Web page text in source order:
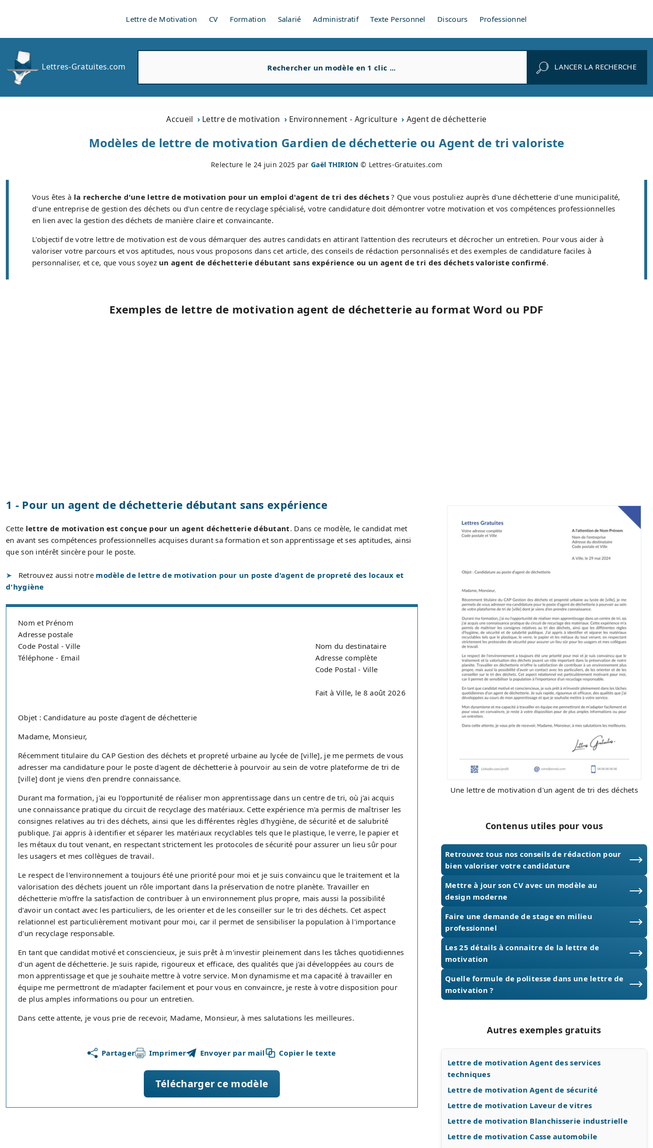
Lettre de Motivation CV Formation Salarié Administratif Texte Personnel Discours Professionnel
Lettres-Gratuites.com LANCER LA RECHERCHE
Accueil Lettre de motivation Environnement - Agriculture Agent de déchetterie
Modèles de lettre de motivation Gardien de déchetterie ou Agent de tri valoriste
Relecture le 24 juin 2025 parGaël THIRION © Lettres-Gratuites.com
Vous êtes à la recherche d'une lettre de motivation pour un emploi d'agent de tri des déchets? Que vous postuliez auprès d'une déchetterie d'une municipalité,
d'une entreprise de gestion des déchets ou d'un centre de recyclage spécialisé, votre candidature doit démontrer votre motivation et vos compétences professionnelles
en lien avec la gestion des déchets de manière claire et convaincante.
L'objectif de votre lettre de motivation est de vous démarquer des autres candidats en attirant l'attention des recruteurs et décrocher un entretien. Pour vous aider à
valoriser votre parcours et vos aptitudes, nous vous proposons dans cet article, des conseils de rédaction personnalisés et des exemples de candidature faciles à
personnaliser, et ce, que vous soyez un agent de déchetterie débutant sans expérience ou un agent de tri des déchets valoriste confirmé.
Exemples de lettre de motivation agent de déchetterie au format Word ou PDF
1 - Pour un agent de déchetterie débutant sans expérience
Cette lettre de motivation est conçue pour un agent déchetterie débutant. Dans ce modèle, le candidat met
en avant ses compétences professionnelles acquises durant sa formation et son apprentissage et ses aptitudes, ainsi
que son intérêt sincère pour le poste.
Retrouvez aussi notre modèle de lettre de motivation pour un poste d'agent de propreté des locaux et
d'hygiène
Nom et Prénom
Adresse postale
Code Postal - Ville
Téléphone - Email
Nom du destinataire
Adresse complète
Code Postal - Ville
Fait à Ville, le 8 août 2026
Objet : Candidature au poste d'agent de déchetterie
Madame, Monsieur,
Récemment titulaire du CAP Gestion des déchets et propreté urbaine au lycée de [ville], je me permets de vous
adresser ma candidature pour le poste d'agent de déchetterie à pourvoir au sein de votre plateforme de tri de
[ville] dont je viens d'en prendre connaissance.
Durant ma formation, j'ai eu l'opportunité de réaliser mon apprentissage dans un centre de tri, où j'ai acquis
une connaissance pratique du circuit de recyclage des matériaux. Cette expérience m'a permis de maîtriser les
consignes relatives au tri des déchets, ainsi que les différentes règles d'hygiène, de sécurité et de salubrité
publique. J'ai appris à identifier et séparer les matériaux recyclables tels que le plastique, le verre, le papier et
les métaux du tout venant, en respectant strictement les protocoles de sécurité pour assurer un lieu sûr pour
les usagers et mes collègues de travail.
Le respect de l'environnement a toujours été une priorité pour moi et je suis convaincu que le traitement et la
valorisation des déchets jouent un rôle important dans la préservation de notre planète. Travailler en
déchetterie m'offre la satisfaction de contribuer à un environnement plus propre, mais aussi la possibilité
d'avoir un contact avec les particuliers, de les orienter et de les conseiller sur le tri des déchets. Cet aspect
relationnel est particulièrement motivant pour moi, car il permet de sensibiliser la population à l'importance
d'un recyclage responsable.
En tant que candidat motivé et consciencieux, je suis prêt à m'investir pleinement dans les tâches quotidiennes
d'un agent de déchetterie. Je suis rapide, rigoureux et efficace, des qualités que j'ai développées au cours de
mon apprentissage et que je souhaite mettre à votre service. Mon dynamisme et ma capacité à travailler en
équipe me permettront de m'adapter facilement et pour vous en convaincre, je reste à votre disposition pour
de plus amples informations ou pour un entretien.
Dans cette attente, je vous prie de recevoir, Madame, Monsieur, à mes salutations les meilleures.
Partager Imprimer Envoyer par mail Copier le texte
Télécharger ce modèle
Une lettre de motivation d'un agent de tri des déchets
Contenus utiles pour vous
Retrouvez tous nos conseils de rédaction pour
bien valoriser votre candidature
Mettre à jour son CV avec un modèle au
design moderne
Faire une demande de stage en milieu
professionnel
Les 25 détails à connaitre de la lettre de
motivation
Quelle formule de politesse dans une lettre de
motivation ?
Autres exemples gratuits
Lettre de motivation Agent des services
techniques
Lettre de motivation Agent de sécurité
Lettre de motivation Laveur de vitres
Lettre de motivation Blanchisserie industrielle
Lettre de motivation Casse automobile